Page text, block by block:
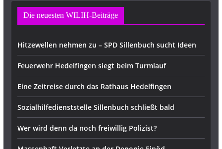
Die neuesten WILIH-Beiträge
Hitzewellen nehmen zu – SPD Sillenbuch sucht Ideen
Feuerwehr Hedelfingen siegt beim Turmlauf
Eine Zeitreise durch das Rathaus Hedelfingen
Sozialhilfedienststelle Sillenbuch schließt bald
Wer wird denn da noch freiwillig Polizist?